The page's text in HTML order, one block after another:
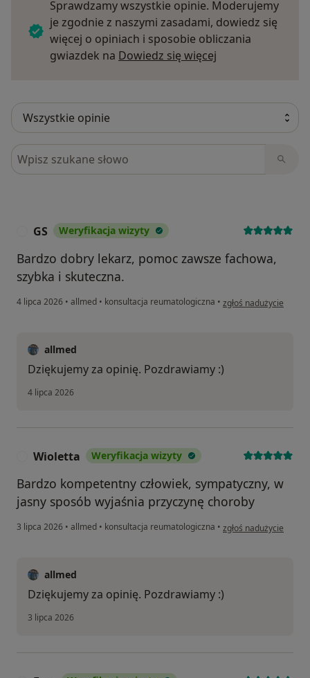
Sprawdzamy wszystkie opinie. Moderujemy
je zgodnie z naszymi zasadami, dowiedz się
więcej o opiniach i sposobie obliczania
gwiazdek na Dowiedz się więcej
Szukaj w opiniach
GS Weryfikacja wizyty
Bardzo dobry lekarz, pomoc zawsze fachowa,
szybka i skuteczna.
4 lipca 2026 • allmed • konsultacja reumatologiczna • w opinii użytkownika
zgłoś nadużycie
allmed
Dziękujemy za opinię. Pozdrawiamy :)
4 lipca 2026
Wioletta Weryfikacja wizyty
Bardzo kompetentny człowiek, sympatyczny, w
jasny sposób wyjaśnia przyczynę choroby
3 lipca 2026 • allmed • konsultacja reumatologiczna • w opinii użytkownika
zgłoś nadużycie
allmed
Dziękujemy za opinię. Pozdrawiamy :)
3 lipca 2026